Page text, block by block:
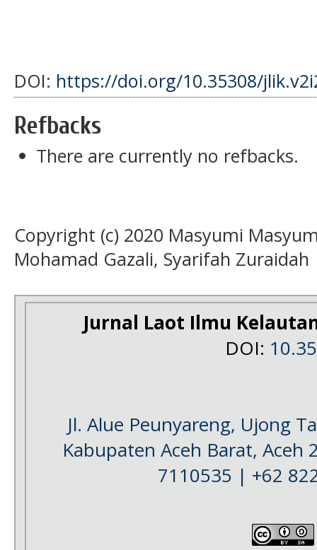
DOI: https://doi.org/10.35308/
Refbacks
There are currently no refbacks.
Copyright (c) 2020 Masyumi
Mohamad Gazali, Syarifah Zuraidah
Jurnal Laot Ilmu
DOI:
Jl. Alue Peunyareng, Ujong
Kabupaten Aceh Barat, Aceh
7110535 | +62